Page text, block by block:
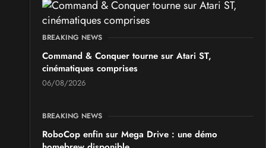
SALONS & CONVENTIONS GEEKS
GeekNIID 2026
les 19 et 20 septembre 2026 - à Grigny
SALONS & CONVENTIONS GEEKS
Japan Manga Wave Colmar 2026
BREAKING NEWS
Command & Conquer tourne sur Atari ST,
cinématiques comprises
06/08/2026
BREAKING NEWS
RoboCop enfin sur Mega Drive : une démo